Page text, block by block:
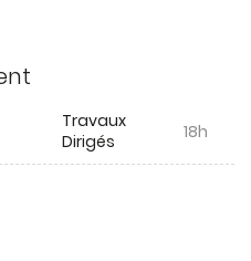
Travaux
Dirigés
18h